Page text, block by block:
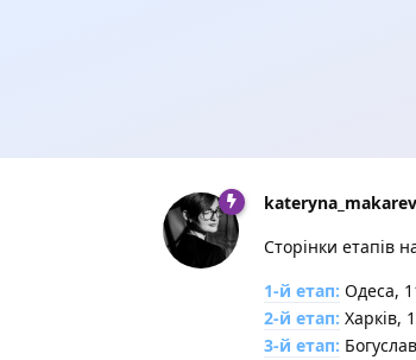
Сторінки етапів
1-й етап: Одеса,
2-й етап: Харків,
3-й етап: